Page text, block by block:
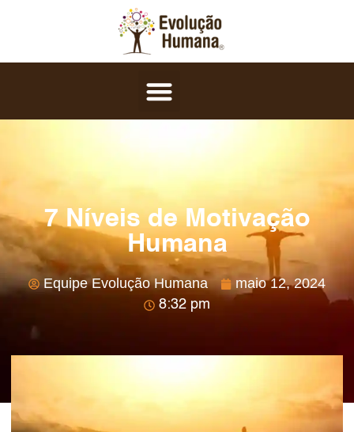
7 Níveis de Motivação
Humana
Equipe Evolução Humana maio 12, 2024
8:32 pm